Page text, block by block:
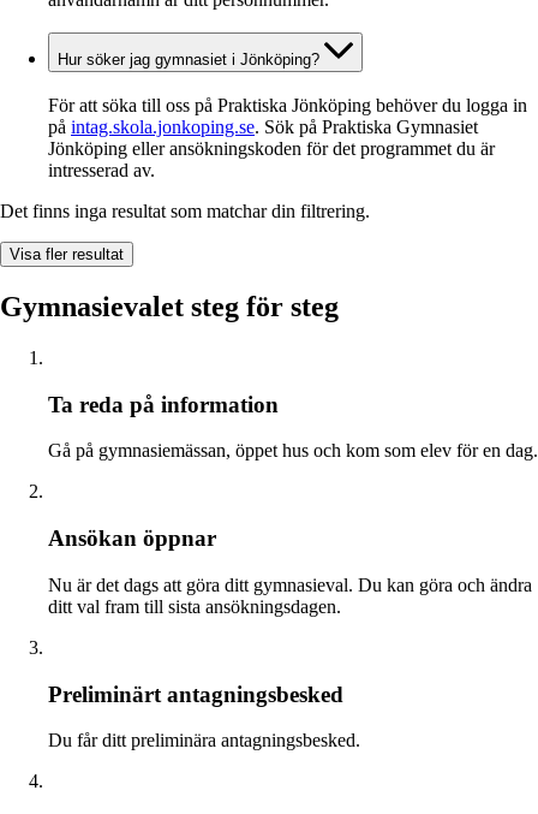
Hur söker jag gymnasiet i Jönköping?
För att söka till oss på Praktiska Jönköping behöver du logga in
på intag.skola.jonkoping.se. Sök på Praktiska Gymnasiet
Jönköping eller ansökningskoden för det programmet du är
intresserad av.
Det finns inga resultat som matchar din filtrering.
Visa fler resultat
Gymnasievalet steg för steg
Ta reda på information
Gå på gymnasiemässan, öppet hus och kom som elev för en dag.
Ansökan öppnar
Nu är det dags att göra ditt gymnasieval. Du kan göra och ändra
ditt val fram till sista ansökningsdagen.
Preliminärt antagningsbesked
Du får ditt preliminära antagningsbesked.